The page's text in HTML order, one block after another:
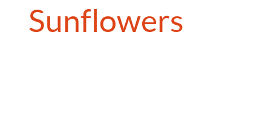
Sunflowers